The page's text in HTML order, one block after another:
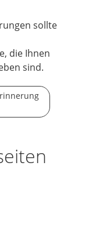
sollte
die Ihnen
sind.